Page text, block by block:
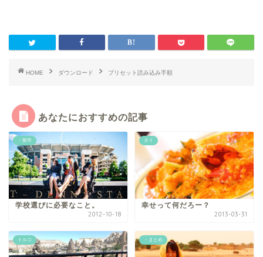
HOME ダウンロード プリセット読み込み手順
あなたにおすすめの記事
・留学
学校選びに必要なこと。
2012-10-18
タイ
幸せって何だろー？
2013-03-31
トルコ ・まとめ